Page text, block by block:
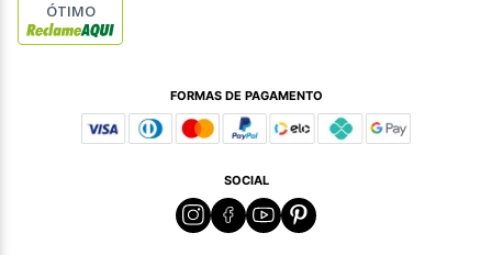
ÓTIMO
FORMAS DE PAGAMENTO
SOCIAL